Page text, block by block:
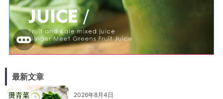
最新文章
2026年8月4日